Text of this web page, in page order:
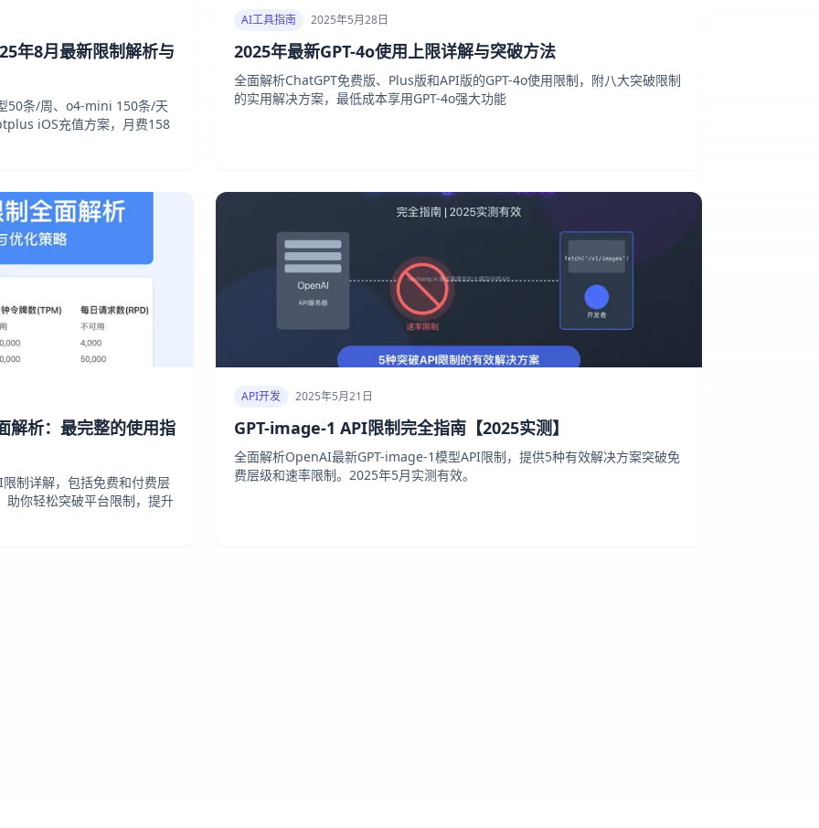
年8月最新限制解析与
50条/周、o4-mini 150条/天
iOS充值方案，月费158
AI工具指南 2025年5月28日
2025年最新GPT-4o使用上限详解与突破方法
全面解析ChatGPT免费版、Plus版和API版的GPT-4o使用限制，附八大突破限制
的实用解决方案，最低成本享用GPT-4o强大功能
析：最完整的使用指
制详解，包括免费和付费层
助你轻松突破平台限制，提升
API开发 2025年5月21日
GPT-image-1 API限制完全指南【2025实测】
全面解析OpenAI最新GPT-image-1模型API限制，提供5种有效解决方案突破免
费层级和速率限制。2025年5月实测有效。